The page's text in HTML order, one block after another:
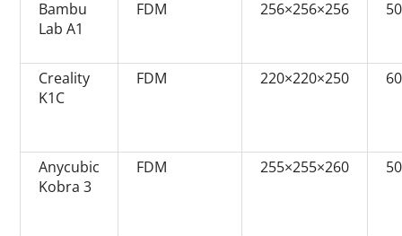
Bambu
Lab A1
FDM 256×256×256
Creality
K1C
FDM 220×220×250
Anycubic
Kobra 3
FDM 255×255×260